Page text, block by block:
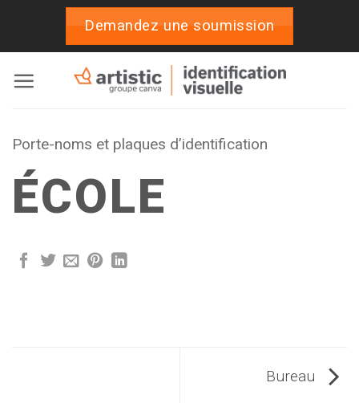
Demandez une soumission
Porte-noms et plaques d’identification
ÉCOLE
Bureau